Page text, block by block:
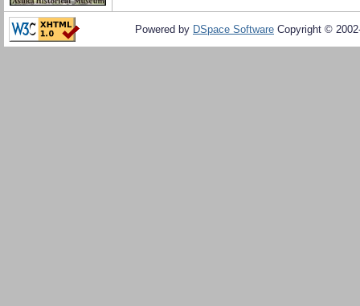
Powered by DSpace Software Copyright ©